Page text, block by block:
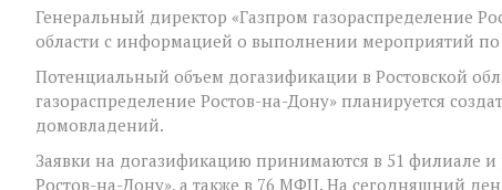
Генеральный директор «Газпром газораспределение
области с информацией о выполнении мероприятий
Потенциальный объем догазификации в Ростовской
газораспределение Ростов-на-Дону» планируется
домовладений.
Заявки на догазификацию принимаются в 51 филиале
Ростов-на-Дону», а также в 76 МФЦ. На сегодняшний